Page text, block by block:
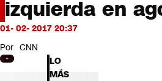
Opinión
izquierda en
01- 02- 2017 20:37
Por CNN
LO
MÁS